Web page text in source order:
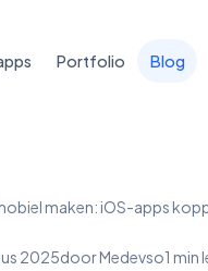
Portfolio Blog
maken: iOS-apps
2025door Medevso1 min